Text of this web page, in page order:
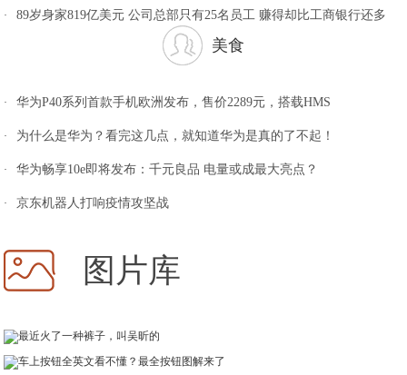
· 89岁身家819亿美元 公司总部只有25名员工 赚得却比工商银行还多
美食
· 华为P40系列首款手机欧洲发布，售价2289元，搭载HMS
· 为什么是华为？看完这几点，就知道华为是真的了不起！
· 华为畅享10e即将发布：千元良品 电量或成最大亮点？
· 京东机器人打响疫情攻坚战
图片库